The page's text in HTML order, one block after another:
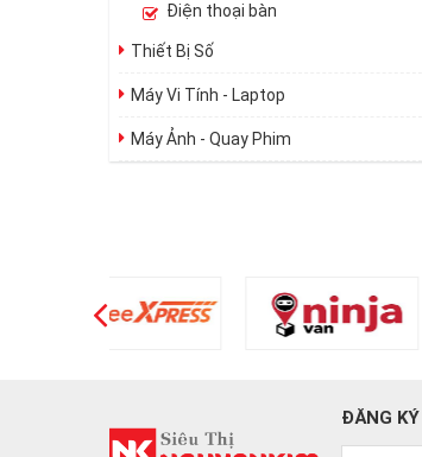
Điện thoại bàn
Thiết Bị Số
Máy Vi Tính - Laptop
Máy Ảnh - Quay Phim
ĐĂNG